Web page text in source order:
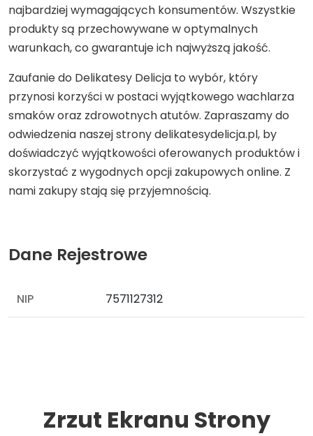
najbardziej wymagających konsumentów. Wszystkie
produkty są przechowywane w optymalnych
warunkach, co gwarantuje ich najwyższą jakość.
Zaufanie do Delikatesy Delicja to wybór, który
przynosi korzyści w postaci wyjątkowego wachlarza
smaków oraz zdrowotnych atutów. Zapraszamy do
odwiedzenia naszej strony delikatesydelicja.pl, by
doświadczyć wyjątkowości oferowanych produktów i
skorzystać z wygodnych opcji zakupowych online. Z
nami zakupy stają się przyjemnością.
Dane Rejestrowe
NIP 7571127312
Zrzut Ekranu Strony